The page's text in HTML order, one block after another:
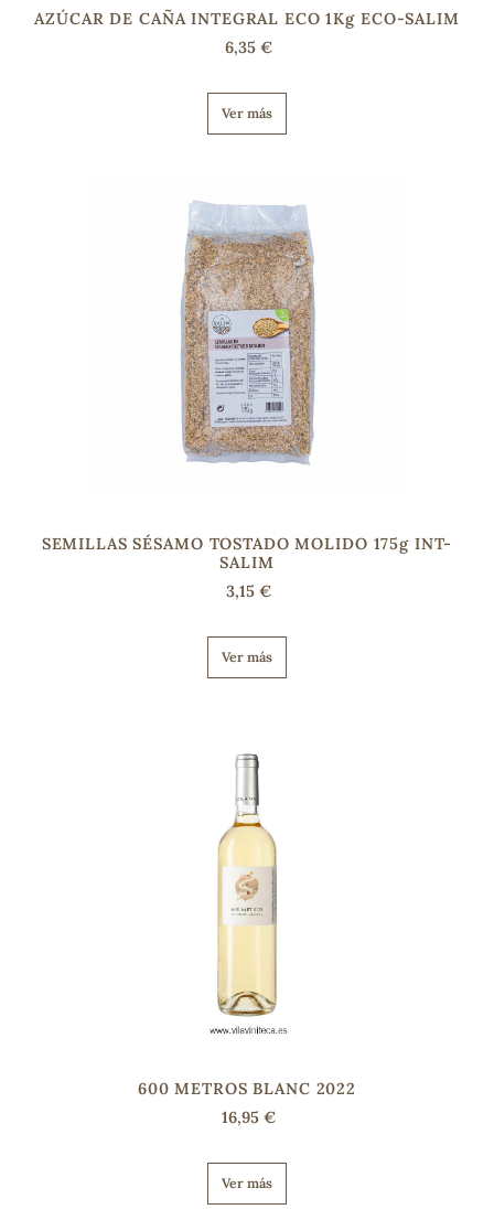
AZÚCAR DE CAÑA INTEGRAL ECO 1Kg ECO-SALIM
6,35 €
Ver más
SEMILLAS SÉSAMO TOSTADO MOLIDO 175g INT-
SALIM
3,15 €
Ver más
600 METROS BLANC 2022
16,95 €
Ver más